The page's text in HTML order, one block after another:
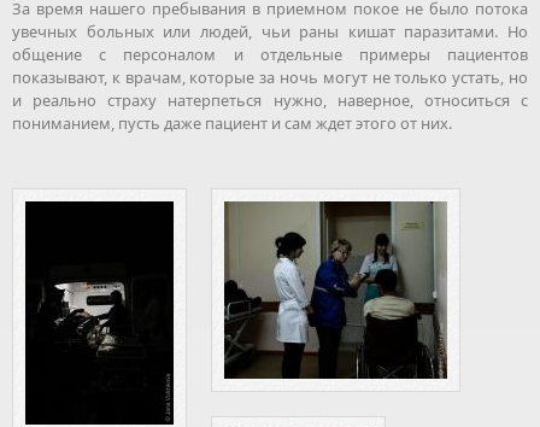
За время нашего пребывания в приемном покое не было потока
увечных больных или людей, чьи раны кишат паразитами. Но
общение с персоналом и отдельные примеры пациентов
показывают, к врачам, которые за ночь могут не только устать, но
и реально страху натерпеться нужно, наверное, относиться с
пониманием, пусть даже пациент и сам ждет этого от них.